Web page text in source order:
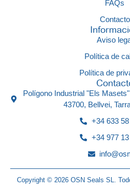
FAQs
Contacto
Aviso
Política de
Política de
Polígono Industrial "Els
43700, Bellvei,
+34 633
+34 977
Copyright © 2026 OSN Seals SL.